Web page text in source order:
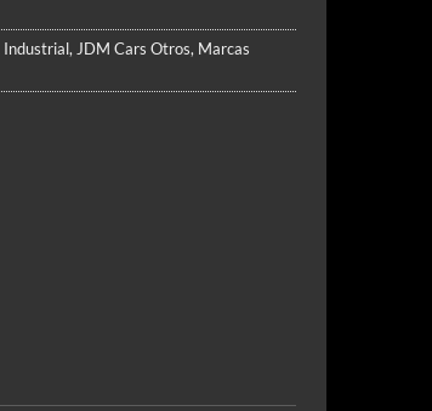
Industrial, JDM Cars Otros, Marcas